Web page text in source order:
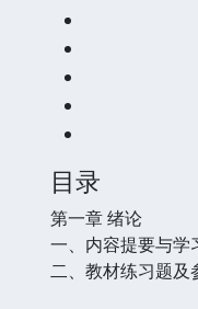
目录
第一章 绪论
一、内容提要与学
二、教材练习题及